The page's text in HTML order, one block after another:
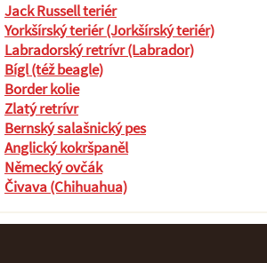
Jack Russell teriér
Yorkšírský teriér (Jorkšírský teriér)
Labradorský retrívr (Labrador)
Bígl (též beagle)
Border kolie
Zlatý retrívr
Bernský salašnický pes
Anglický kokršpaněl
Německý ovčák
Čivava (Chihuahua)